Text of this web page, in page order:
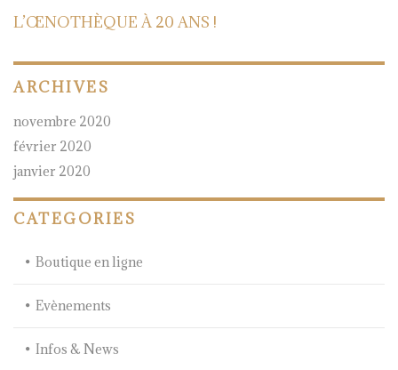
L’ŒNOTHÈQUE À 20 ANS !
ARCHIVES
novembre 2020
février 2020
janvier 2020
CATEGORIES
Boutique en ligne
Evènements
Infos & News